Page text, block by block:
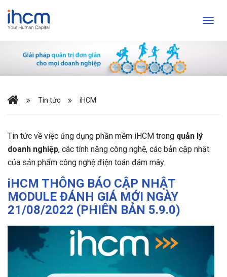
Tin tức iHCM
Tin tức về việc ứng dụng phần mềm iHCM trong quản lý
doanh nghiệp, các tính năng công nghệ, các bản cập nhật
của sản phẩm công nghệ điện toán đám mây.
iHCM THÔNG BÁO CẬP NHẬT
MODULE ĐÁNH GIÁ MỚI NGÀY
21/08/2022 (PHIÊN BẢN 5.9.0)